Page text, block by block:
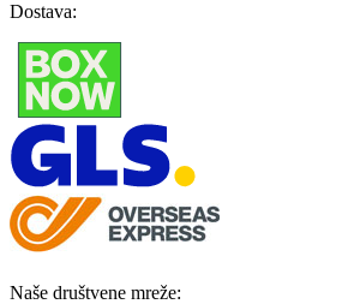
Dostava:
Naše društvene mreže: